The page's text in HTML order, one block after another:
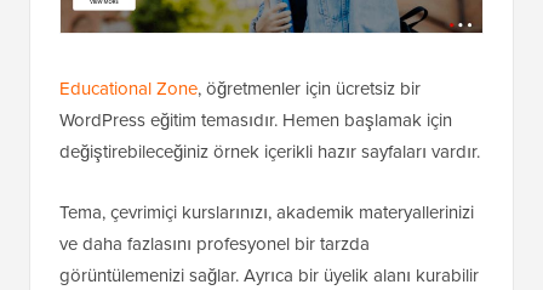
Educational Zone, öğretmenler için ücretsiz bir
WordPress eğitim temasıdır. Hemen başlamak için
değiştirebileceğiniz örnek içerikli hazır sayfaları vardır.
Tema, çevrimiçi kurslarınızı, akademik materyallerinizi
ve daha fazlasını profesyonel bir tarzda
görüntülemenizi sağlar. Ayrıca bir üyelik alanı kurabilir